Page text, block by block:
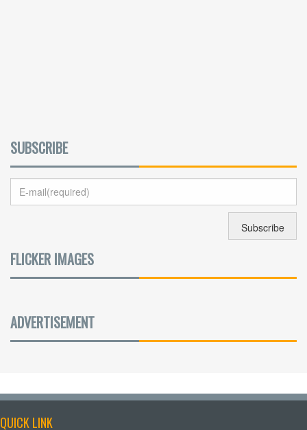
SUBSCRIBE
FLICKER IMAGES
ADVERTISEMENT
QUICK LINK